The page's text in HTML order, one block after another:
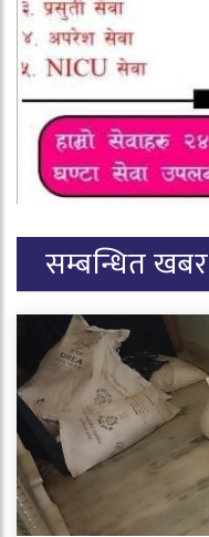
सम्बन्धित खबर